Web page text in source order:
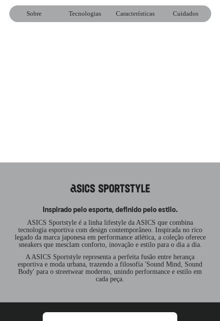
Sobre Tecnologias Características Cuidados
ASICS SPORTSTYLE
Inspirado pelo esporte, definido pelo estilo.
ASICS Sportstyle é a linha lifestyle da ASICS que combina
tecnologia esportiva com design contemporâneo. Inspirada no rico
legado da marca japonesa em performance atlética, a coleção oferece
sneakers que mesclam conforto, inovação e estilo para o dia a dia.
A ASICS Sportstyle representa a perfeita fusão entre herança
esportiva e moda urbana, trazendo a filosofia 'Sound Mind, Sound
Body' para o streetwear moderno, unindo performance e estilo em
cada peça.